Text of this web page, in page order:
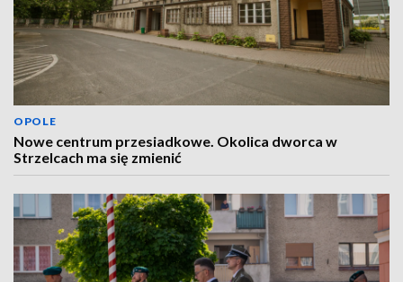
OPOLE
Nowe centrum przesiadkowe. Okolica dworca w
Strzelcach ma się zmienić